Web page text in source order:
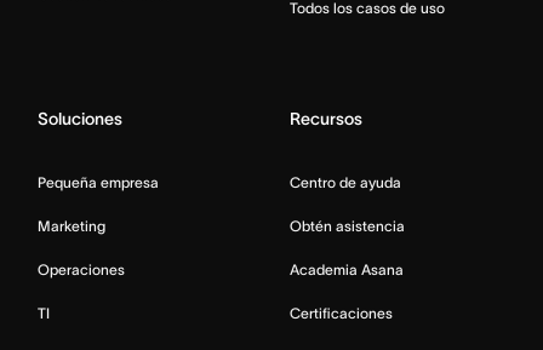
Todos los casos de uso
Soluciones
Pequeña empresa
Marketing
Operaciones
TI
Recursos
Centro de ayuda
Obtén asistencia
Academia Asana
Certificaciones